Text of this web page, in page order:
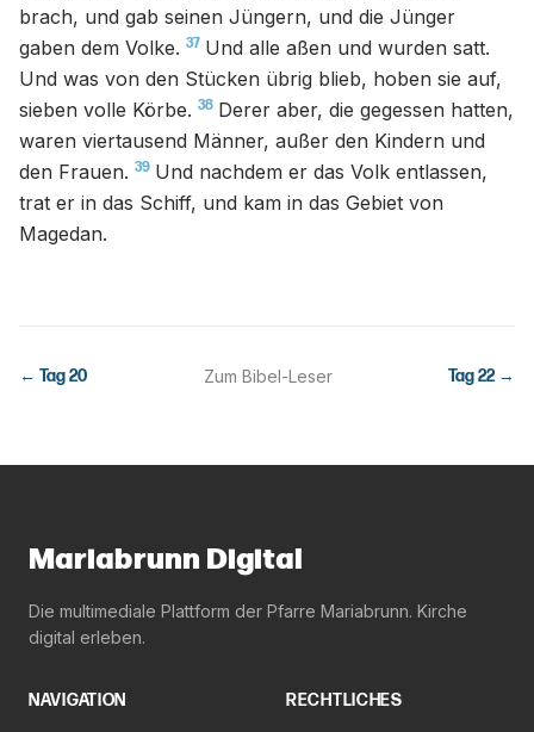
brach, und gab seinen Jüngern, und die Jünger
gaben dem Volke. 37 Und alle aßen und wurden satt.
Und was von den Stücken übrig blieb, hoben sie auf,
sieben volle Körbe. 38 Derer aber, die gegessen hatten,
waren viertausend Männer, außer den Kindern und
den Frauen. 39 Und nachdem er das Volk entlassen,
trat er in das Schiff, und kam in das Gebiet von
Magedan.
← Tag20 Zum Bibel-Leser Tag22 →
Mariabrunn Digital
Die multimediale Plattform der Pfarre Mariabrunn. Kirche
digital erleben.
NAVIGATION RECHTLICHES